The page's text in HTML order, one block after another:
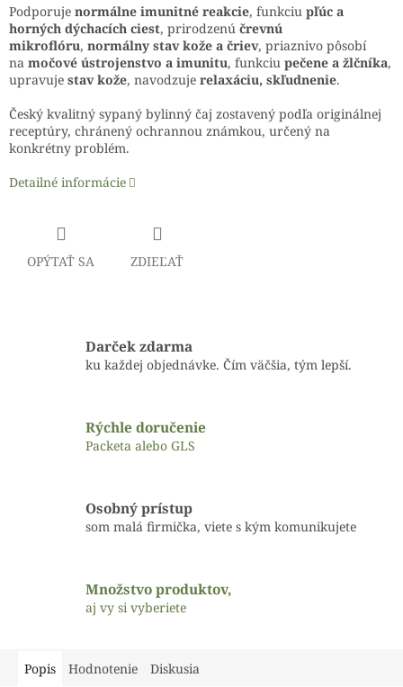
Podporuje normálne imunitné reakcie, funkciu pľúc a
horných dýchacích ciest, prirodzenú črevnú
mikroflóru, normálny stav kože a čriev, priaznivo pôsobí
na močové ústrojenstvo a imunitu, funkciu pečene a žlčníka,
upravuje stav kože, navodzuje relaxáciu, skľudnenie.
Český kvalitný sypaný bylinný čaj zostavený podľa originálnej
receptúry, chránený ochrannou známkou, určený na
konkrétny problém.
Detailné informácie
OPÝTAŤ SA ZDIEĽAŤ
Darček zdarma
ku každej objednávke. Čím väčšia, tým lepší.
Rýchle doručenie
Packeta alebo GLS
Osobný prístup
som malá firmička, viete s kým komunikujete
Množstvo produktov,
aj vy si vyberiete
Popis Hodnotenie Diskusia